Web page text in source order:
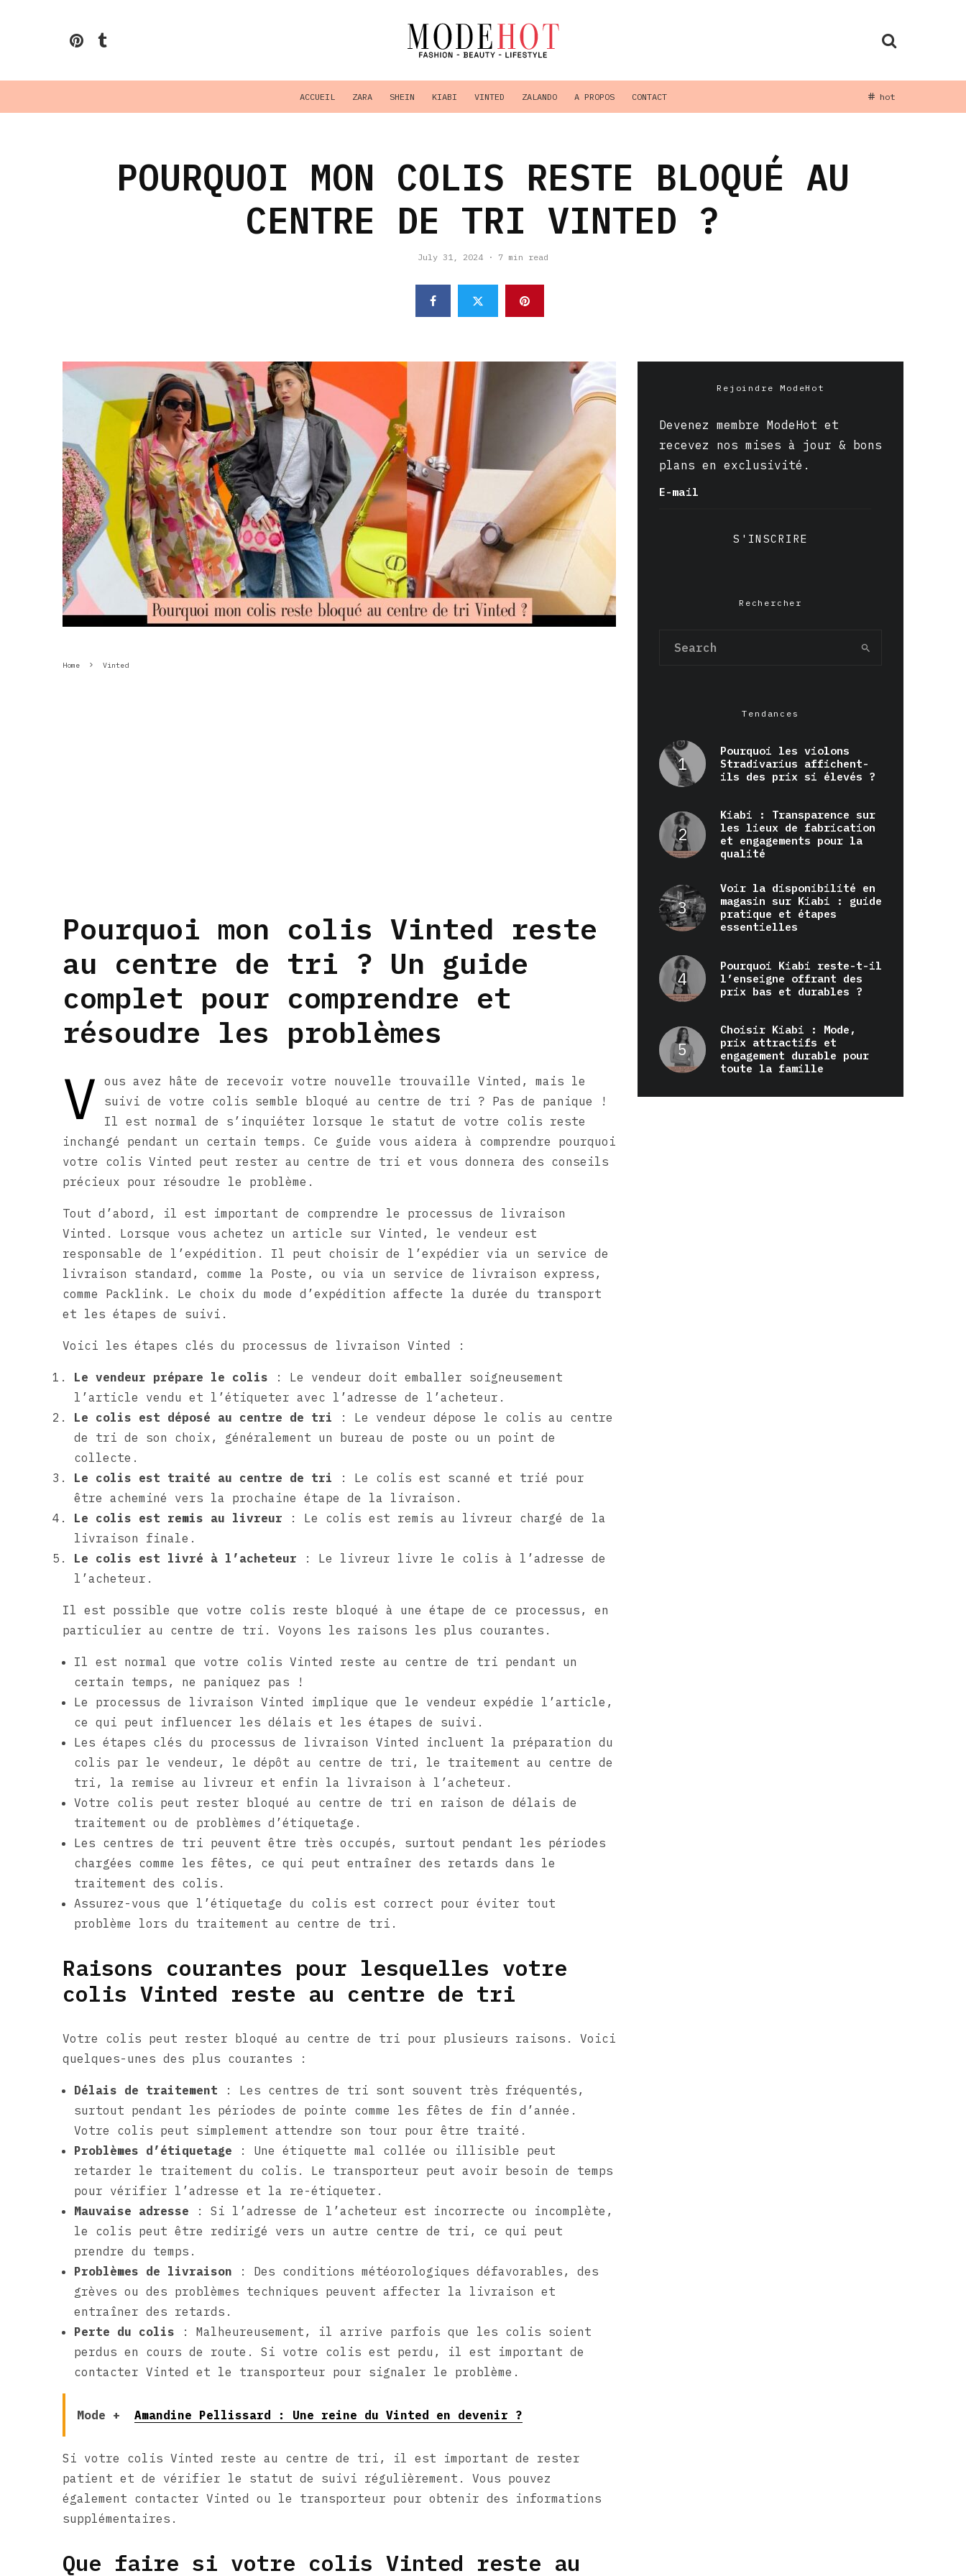
ACCUEIL ZARA SHEIN KIABI VINTED ZALANDO A PROPOS CONTACT hot
POURQUOI MON COLIS RESTE BLOQUÉ AU
CENTRE DE TRI VINTED ?
July 31, 2024 · 7 min read
Home Vinted
Pourquoi mon colis Vinted reste
au centre de tri ? Un guide
complet pour comprendre et
résoudre les problèmes
V
ous avez hâte de recevoir votre nouvelle trouvaille Vinted, mais le
suivi de votre colis semble bloqué au centre de tri ? Pas de panique !
Il est normal de s’inquiéter lorsque le statut de votre colis reste
inchangé pendant un certain temps. Ce guide vous aidera à comprendre pourquoi
votre colis Vinted peut rester au centre de tri et vous donnera des conseils
précieux pour résoudre le problème.
Tout d’abord, il est important de comprendre le processus de livraison
Vinted. Lorsque vous achetez un article sur Vinted, le vendeur est
responsable de l’expédition. Il peut choisir de l’expédier via un service de
livraison standard, comme la Poste, ou via un service de livraison express,
comme Packlink. Le choix du mode d’expédition affecte la durée du transport
et les étapes de suivi.
Voici les étapes clés du processus de livraison Vinted :
Le vendeur prépare le colis : Le vendeur doit emballer soigneusement
l’article vendu et l’étiqueter avec l’adresse de l’acheteur.
Le colis est déposé au centre de tri : Le vendeur dépose le colis au centre
de tri de son choix, généralement un bureau de poste ou un point de
collecte.
Le colis est traité au centre de tri : Le colis est scanné et trié pour
être acheminé vers la prochaine étape de la livraison.
Le colis est remis au livreur : Le colis est remis au livreur chargé de la
livraison finale.
Le colis est livré à l’acheteur : Le livreur livre le colis à l’adresse de
l’acheteur.
Il est possible que votre colis reste bloqué à une étape de ce processus, en
particulier au centre de tri. Voyons les raisons les plus courantes.
Il est normal que votre colis Vinted reste au centre de tri pendant un
certain temps, ne paniquez pas !
Le processus de livraison Vinted implique que le vendeur expédie l’article,
ce qui peut influencer les délais et les étapes de suivi.
Les étapes clés du processus de livraison Vinted incluent la préparation du
colis par le vendeur, le dépôt au centre de tri, le traitement au centre de
tri, la remise au livreur et enfin la livraison à l’acheteur.
Votre colis peut rester bloqué au centre de tri en raison de délais de
traitement ou de problèmes d’étiquetage.
Les centres de tri peuvent être très occupés, surtout pendant les périodes
chargées comme les fêtes, ce qui peut entraîner des retards dans le
traitement des colis.
Assurez-vous que l’étiquetage du colis est correct pour éviter tout
problème lors du traitement au centre de tri.
Raisons courantes pour lesquelles votre
colis Vinted reste au centre de tri
Votre colis peut rester bloqué au centre de tri pour plusieurs raisons. Voici
quelques-unes des plus courantes :
Délais de traitement : Les centres de tri sont souvent très fréquentés,
surtout pendant les périodes de pointe comme les fêtes de fin d’année.
Votre colis peut simplement attendre son tour pour être traité.
Problèmes d’étiquetage : Une étiquette mal collée ou illisible peut
retarder le traitement du colis. Le transporteur peut avoir besoin de temps
pour vérifier l’adresse et la re-étiqueter.
Mauvaise adresse : Si l’adresse de l’acheteur est incorrecte ou incomplète,
le colis peut être redirigé vers un autre centre de tri, ce qui peut
prendre du temps.
Problèmes de livraison : Des conditions météorologiques défavorables, des
grèves ou des problèmes techniques peuvent affecter la livraison et
entraîner des retards.
Perte du colis : Malheureusement, il arrive parfois que les colis soient
perdus en cours de route. Si votre colis est perdu, il est important de
contacter Vinted et le transporteur pour signaler le problème.
Mode + Amandine Pellissard : Une reine du Vinted en devenir ?
Si votre colis Vinted reste au centre de tri, il est important de rester
patient et de vérifier le statut de suivi régulièrement. Vous pouvez
également contacter Vinted ou le transporteur pour obtenir des informations
supplémentaires.
Que faire si votre colis Vinted reste au
Rejoindre ModeHot
Devenez membre ModeHot et
recevez nos mises à jour & bons
plans en exclusivité.
E-mail
S'INSCRIRE
Rechercher
Tendances
Pourquoi les violons
Stradivarius affichent-
ils des prix si élevés ?
Kiabi : Transparence sur
les lieux de fabrication
et engagements pour la
qualité
Voir la disponibilité en
magasin sur Kiabi : guide
pratique et étapes
essentielles
Pourquoi Kiabi reste-t-il
l’enseigne offrant des
prix bas et durables ?
Choisir Kiabi : Mode,
prix attractifs et
engagement durable pour
toute la famille